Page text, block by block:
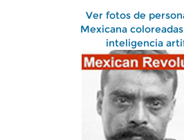
Ver fotos de
Mexicana
inteligencia